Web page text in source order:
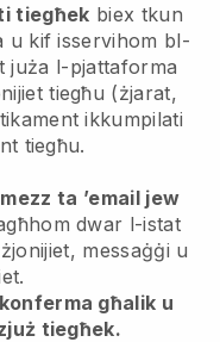
tiegħek biex tkun
u kif isservihom bl-
juża l-pjattaforma
tiegħu (żjarat,
ikkumpilati
tiegħu.
ta ’email jew
dwar l-istat
messaġġi u
għalik u
tiegħek.